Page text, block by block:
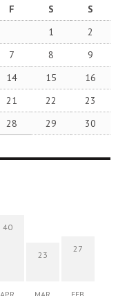
F S
S
1
2
7 8
9
14 15
16
21 22
23
28 29
30
40
23
27